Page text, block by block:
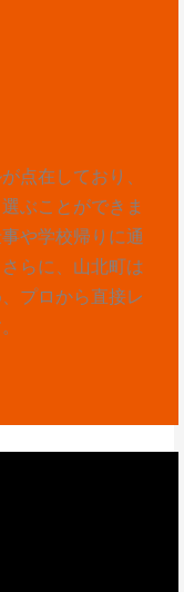
点在しており、
ぶことができま
や学校帰りに通
らに、山北町は
プロから直接レ